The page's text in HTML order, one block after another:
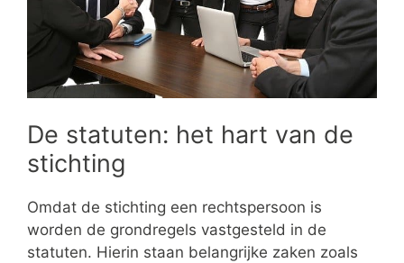
De statuten: het hart van de
stichting
Omdat de stichting een rechtspersoon is
worden de grondregels vastgesteld in de
statuten. Hierin staan belangrijke zaken zoals